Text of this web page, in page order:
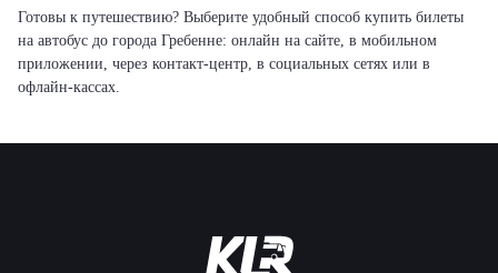
Готовы к путешествию? Выберите удобный способ купить билеты
на автобус до города Гребенне: онлайн на сайте, в мобильном
приложении, через контакт-центр, в социальных сетях или в
офлайн-кассах.